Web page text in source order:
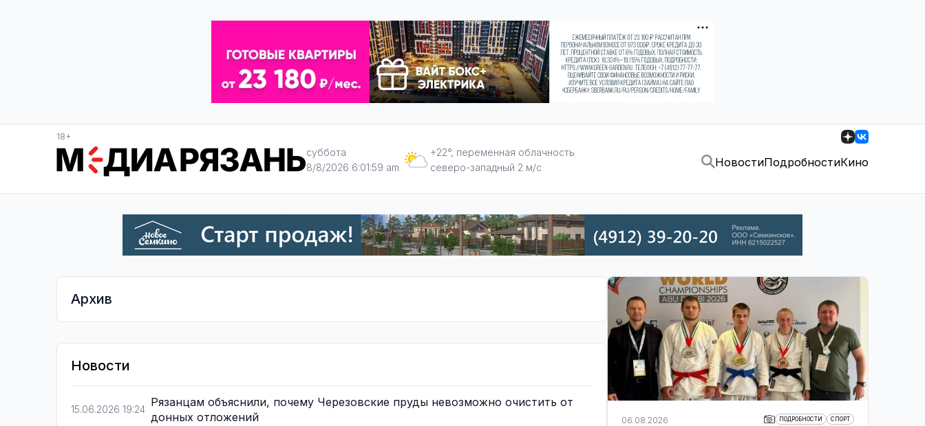
18+
суббота
8/8/2026 6:02:00 am
+22°, переменная облачность
северо-западный 2 м/с
НовостиПодробностиКино
Архив
Новости
15.06.2026 19:24
Рязанцам объяснили, почему Черезовские пруды невозможно очистить от
донных отложений
06.08.2026 ПОДРОБНОСТИ СПОРТ